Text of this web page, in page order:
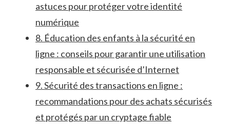
astuces pour protéger ⁤votre ‌identité
numérique
8. Éducation ‍des enfants​ à la sécurité​ en⁤
ligne⁣ : conseils pour garantir une⁤ utilisation
⁤responsable et sécurisée d’Internet
9. Sécurité des transactions ‌en ⁣ligne :
recommandations pour des achats sécurisés​
et protégés‌ par un cryptage fiable